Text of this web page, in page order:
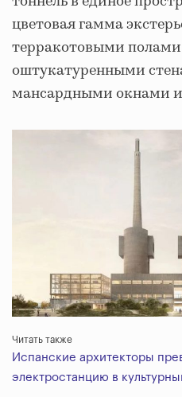
цветовая гамма
терракотовыми
оштукатуренными
мансардными окнами
Читать также
Испанские архитекторы
электростанцию в